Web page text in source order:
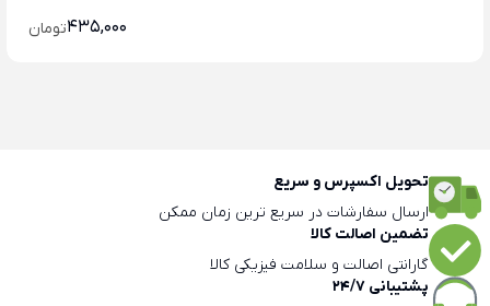
435,000تومان
تحویل اکسپرس و سریع
ارسال سفارشات در سریع ترین زمان ممکن
تضمین اصالت کالا
گارانتی اصالت و سلامت فیزیکی کالا
پشتیبانی 24/7